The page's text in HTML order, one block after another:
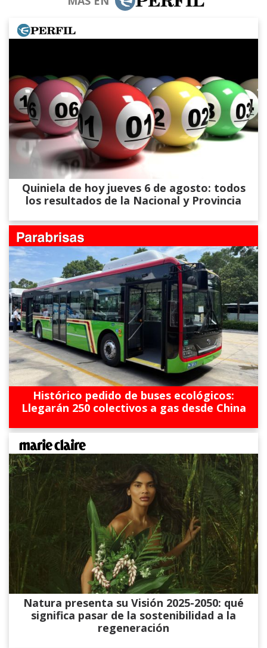
Quiniela de hoy jueves 6 de agosto: todos
los resultados de la Nacional y Provincia
Histórico pedido de buses ecológicos:
Llegarán 250 colectivos a gas desde China
Natura presenta su Visión 2025-2050: qué
significa pasar de la sostenibilidad a la
regeneración